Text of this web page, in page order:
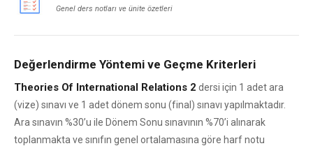
Genel ders notları ve ünite özetleri
Değerlendirme Yöntemi ve Geçme Kriterleri
Theories Of International Relations 2 dersi için 1 adet ara
(vize) sınavı ve 1 adet dönem sonu (final) sınavı yapılmaktadır.
Ara sınavın %30’u ile Dönem Sonu sınavının %70’i alınarak
toplanmakta ve sınıfın genel ortalamasına göre harf notu